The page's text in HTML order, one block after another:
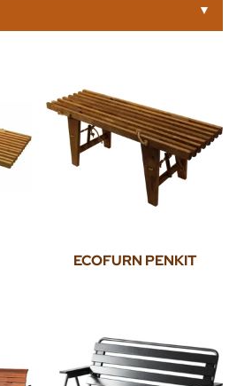
▼
ECOFURN PENKIT